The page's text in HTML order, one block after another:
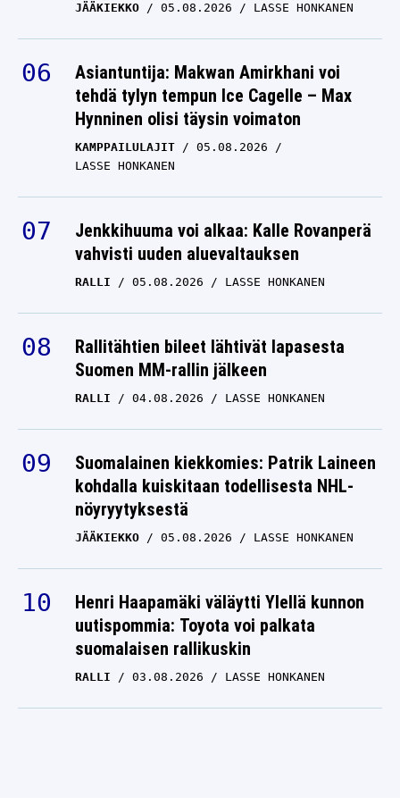
JÄÄKIEKKO 05.08.2026 LASSE HONKANEN
Asiantuntija: Makwan Amirkhani voi
tehdä tylyn tempun Ice Cagelle – Max
Hynninen olisi täysin voimaton
KAMPPAILULAJIT
05.08.2026
LASSE HONKANEN
Jenkkihuuma voi alkaa: Kalle Rovanperä
vahvisti uuden aluevaltauksen
RALLI 05.08.2026 LASSE HONKANEN
Rallitähtien bileet lähtivät lapasesta
Suomen MM-rallin jälkeen
RALLI 04.08.2026 LASSE HONKANEN
Suomalainen kiekkomies: Patrik Laineen
kohdalla kuiskitaan todellisesta NHL-
nöyryytyksestä
JÄÄKIEKKO 05.08.2026 LASSE HONKANEN
Henri Haapamäki väläytti Ylellä kunnon
uutispommia: Toyota voi palkata
suomalaisen rallikuskin
RALLI 03.08.2026 LASSE HONKANEN